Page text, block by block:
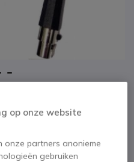
Walkie
op onze website
onze partners anonieme
gebruiken